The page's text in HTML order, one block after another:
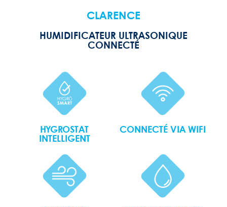
CLARENCE
HUMIDIFICATEUR ULTRASONIQUE
CONNECTÉ
HYGROSTAT
INTELLIGENT
CONNECTÉ VIA WIFI